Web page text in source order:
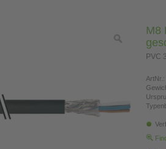
M8
PVC
ArtNr.: